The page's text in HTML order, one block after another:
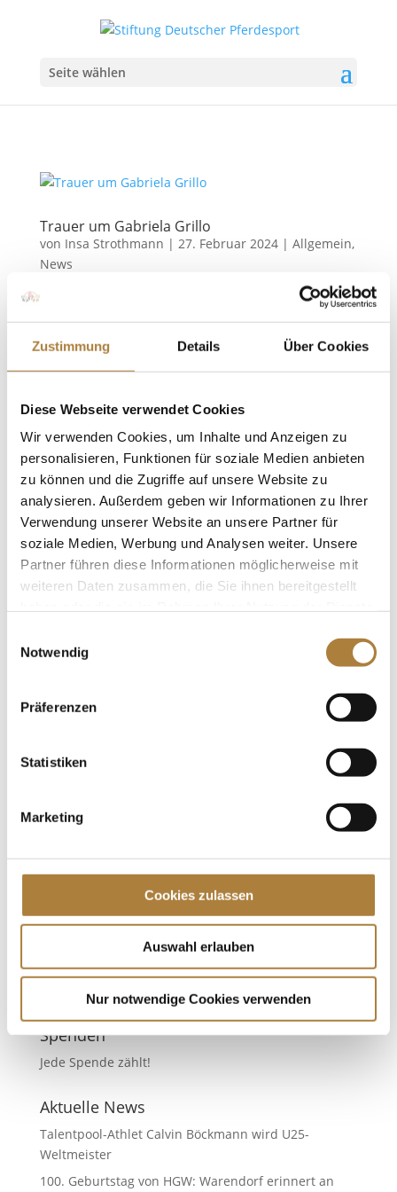
Zustimmung Details Über Cookies
Diese Webseite verwendet Cookies
Wir verwenden Cookies, um Inhalte und Anzeigen zu
personalisieren, Funktionen für soziale Medien anbieten
zu können und die Zugriffe auf unsere Website zu
analysieren. Außerdem geben wir Informationen zu Ihrer
Verwendung unserer Website an unsere Partner für
soziale Medien, Werbung und Analysen weiter. Unsere
Partner führen diese Informationen möglicherweise mit
weiteren Daten zusammen, die Sie ihnen bereitgestellt
Notwendig
Präferenzen
Statistiken
Marketing
Cookies zulassen
Auswahl erlauben
Nur notwendige Cookies verwenden
Seite wählen
Trauer um Gabriela Grillo
von Insa Strothmann | 27. Februar 2024| Allgemein,
News
Förderin der Stiftung Deutscher Pferdesport
verstorben Der Pferdesport trauert um Gabriela
Grillo aus Mülheim. Die Unternehmerin und
Gabriela Grillo zählt zu den erfolgreichsten...
Gabriela Grillo übernimmt Förderpatenschaft
für Arnold, Averkorn und Nowag
vonInga Schmidt|26. Oktober 2017 |News,
Talentpool für Förderpatenschaften
Gabriela Grillo fördert Perspektivgruppe Dressur
Gabriela Grillo übernimmt in Verbindung mit der
Stiftung der Familie Herbert Grillo eine
Nowag, Claire-Louise Averkorn und Ann-Kristin
Die Grillo-Förderung
Förderung von Talenten im Dressursport Eine
Kooperation zwischen Gabriela Grillo, der Stiftung
der Familie Herbert Grillo und der Stiftung
Deutscher Spitzenpferdesport ermöglicht es, junge
Claire-Louise Averkorn aus...
Spenden
Jede Spende zählt!
Aktuelle News
Talentpool-Athlet Calvin Böckmann wird U25-
Weltmeister
100. Geburtstag von HGW: Warendorf erinnert an